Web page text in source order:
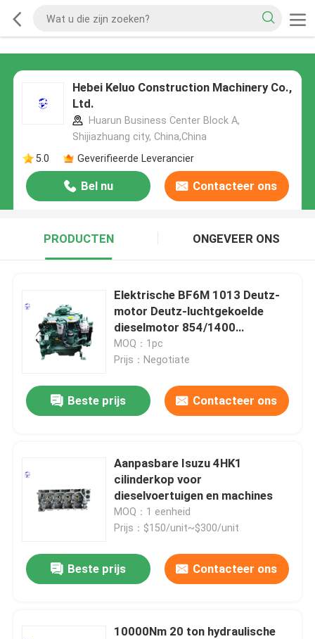
Hebei Keluo Construction Machinery Co.,
Ltd.
Huarun Business Center Block A,
Shijiazhuang city, China,China
5.0
Geverifieerde Leverancier
Bel nu Contacteer ons
PRODUCTEN ONGEVEER ONS
Elektrische BF6M 1013 Deutz-
motor Deutz-luchtgekoelde
dieselmotor 854/1400
N.M/R/Min
MOQ：1pc
Prijs：Negotiate
Beste prijs Contacteer ons
Aanpasbare Isuzu 4HK1
cilinderkop voor
dieselvoertuigen en machines
MOQ：1 eenheid
Prijs：$150/unit~$300/unit
Beste prijs Contacteer ons
10000Nm 20 ton hydraulische